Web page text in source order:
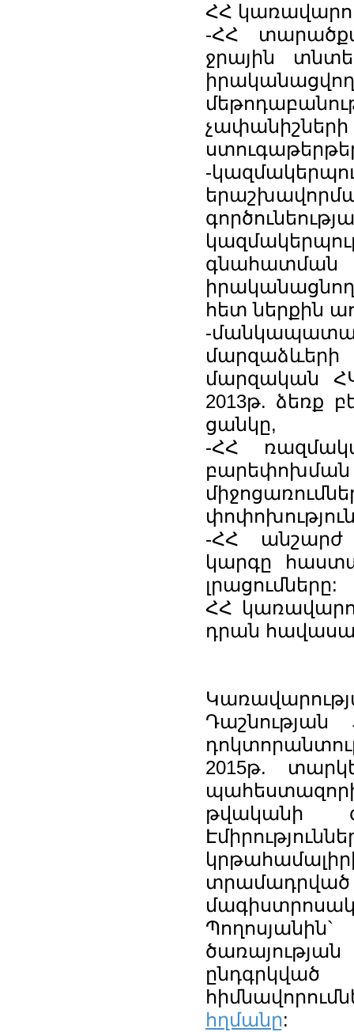
ՀՀ
-ՀՀ
ջրային
-
հետ ներքին
-
մարզական
2013թ. ձեռք
ցանկը,
-ՀՀ
-ՀՀ անշարժ
կարգը
լրացումները:
ՀՀ
դրան
Դաշնության
2015թ.
թվականի
հղմանը: